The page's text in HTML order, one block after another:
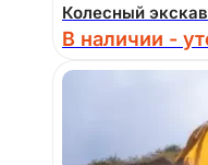
Колесный
В наличии -